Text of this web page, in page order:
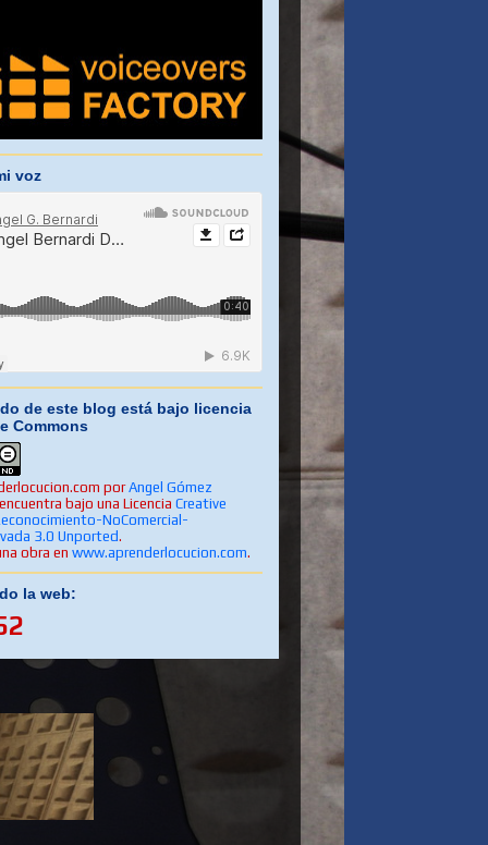
voz
de este blog está bajo licencia
Commons
porAngel Gómez
bajo una Licencia Creative
NoComercial-
3.0 Unported.
obra en www.aprenderlocucion.com.
la web: